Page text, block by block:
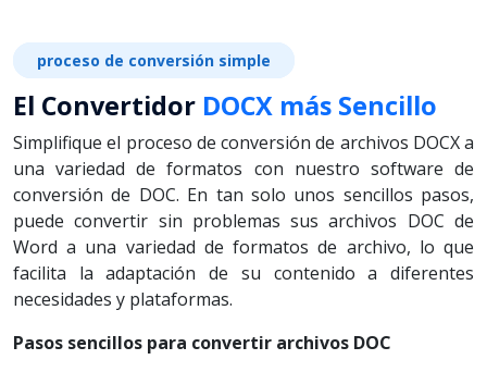
proceso de conversión simple
El Convertidor DOCX más Sencillo
Simplifique el proceso de conversión de archivos DOCX a
una variedad de formatos con nuestro software de
conversión de DOC. En tan solo unos sencillos pasos,
puede convertir sin problemas sus archivos DOC de
Word a una variedad de formatos de archivo, lo que
facilita la adaptación de su contenido a diferentes
necesidades y plataformas.
Pasos sencillos para convertir archivos DOC